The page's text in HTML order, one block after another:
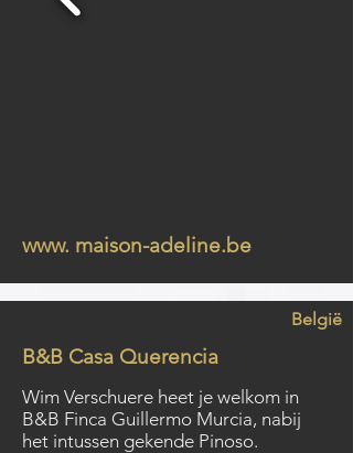
www. maison-adeline.be
België
B&B Casa Querencia
Wim Verschuere heet je welkom in
B&B Finca Guillermo Murcia, nabij
het intussen gekende Pinoso.